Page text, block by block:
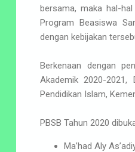
bersama, maka hal-
Program Beasiswa
dengan kebijakan
Berkenaan dengan
Akademik 2020-2021,
Pendidikan Islam,
PBSB Tahun 2020
Ma’had Aly